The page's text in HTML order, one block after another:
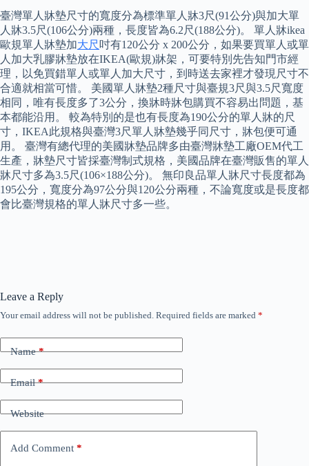
臺灣單人牀墊尺寸的寬度分為標準單人牀3尺(91公分)與加大單
人牀3.5尺(106公分)兩種，長度皆為6.2尺(188公分)。 單人牀ikea
歐規單人牀墊加大尺 吋有120公分 x 200公分，如果要買單人或單
人加大乳膠牀墊放在IKEA(歐規)牀架，可要特別先告知門市經
理，以免買錯單人或單人加大尺寸，到時送去家裡才發現尺寸不
合適就相當可惜。 美國單人牀墊2種尺寸與臺規3尺與3.5尺寬度
相同，唯有長度多了3公分，換牀時牀包購買不容易出問題，基
本都能沿用。 較為特別的是也有長度為190公分的單人牀的尺
寸，IKEA此規格與臺灣3尺單人牀墊幾乎同尺寸，牀包便可通
用。 臺灣有總代理的美國牀墊品牌多由臺灣牀墊工廠OEM代工
生產，牀墊尺寸皆採臺灣制式規格，美國品牌在臺灣販售的單人
牀尺寸多為3.5尺(106×188公分)。 無印良品單人牀尺寸長度都為
195公分，寬度分為97公分與120公分兩種，不論寬度或是長度都
會比臺灣規格的單人牀尺寸多一些。
Leave a Reply
Your email address will not be published. Required fields are marked *
Name*
Email*
Website
Add Comment *